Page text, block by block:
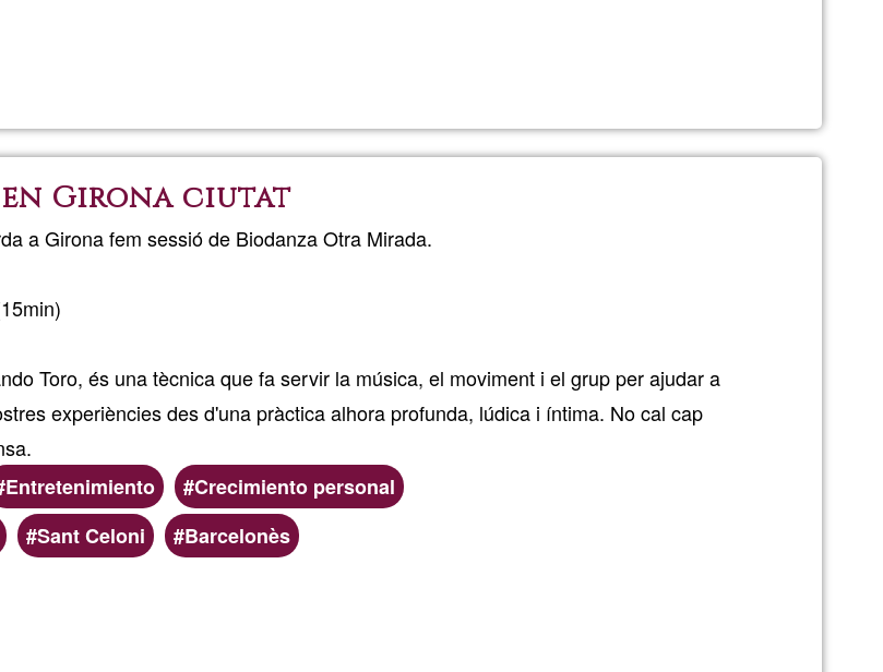
Salut
Girona
en Girona ciutat
a Girona fem sessió de Biodanza Otra Mirada.
Toro, és una tècnica que fa servir la música, el moviment i el grup per ajudar a
experiències des d'una pràctica alhora profunda, lúdica i íntima. No cal cap
Entretenimiento
Crecimiento personal
Sant Celoni Barcelonès